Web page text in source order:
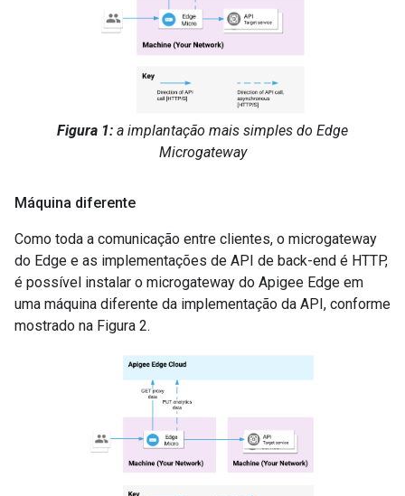
Figura 1: a implantação mais simples do Edge
Microgateway
Máquina diferente
Como toda a comunicação entre clientes, o microgateway
do Edge e as implementações de API de back-end é HTTP,
é possível instalar o microgateway do Apigee Edge em
uma máquina diferente da implementação da API, conforme
mostrado na Figura 2.